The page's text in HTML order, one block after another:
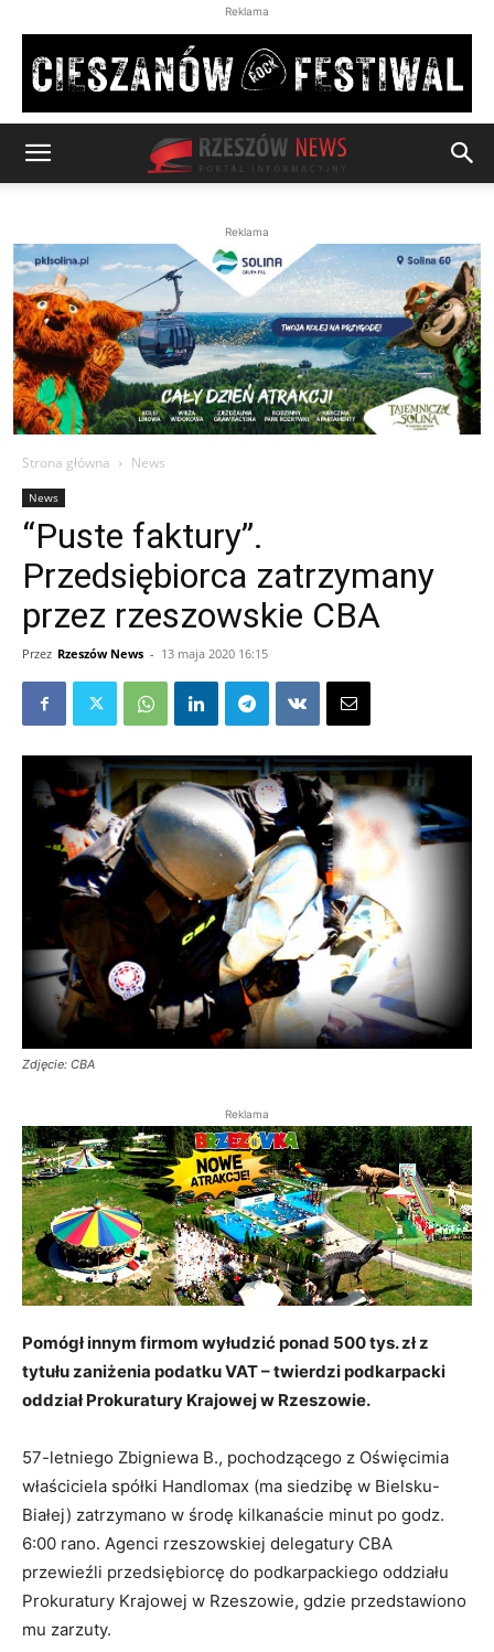
Reklama
Reklama
Strona główna News
News
“Puste faktury”.
Przedsiębiorca zatrzymany
przez rzeszowskie CBA
Przez Rzeszów News - 13 maja 2020 16:15
Zdjęcie: CBA
Reklama
Pomógł innym firmom wyłudzić ponad 500 tys. zł z
tytułu zaniżenia podatku VAT – twierdzi podkarpacki
oddział Prokuratury Krajowej w Rzeszowie.
57-letniego Zbigniewa B., pochodzącego z Oświęcimia
właściciela spółki Handlomax (ma siedzibę w Bielsku-
Białej) zatrzymano w środę kilkanaście minut po godz.
6:00 rano. Agenci rzeszowskiej delegatury CBA
przewieźli przedsiębiorcę do podkarpackiego oddziału
Prokuratury Krajowej w Rzeszowie, gdzie przedstawiono
mu zarzuty.